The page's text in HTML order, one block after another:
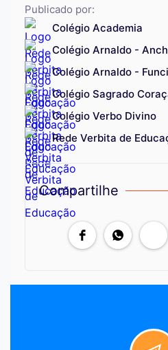
Publicado por:
Colégio Academia
Colégio Arnaldo -
Colégio Arnaldo -
Colégio Sagrado
Colégio Verbo Divino
Rede Verbita de
Compartilhe